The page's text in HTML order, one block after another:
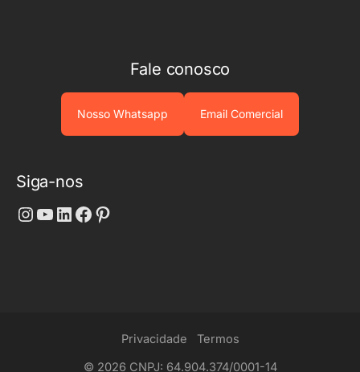
Fale conosco
Nosso Whatsapp Email Comercial
Siga-nos
Instagram
Youtube
LinkedIn
Facebook
Pinterest
Privacidade
Termos
© 2026 CNPJ: 64.904.374/0001-14